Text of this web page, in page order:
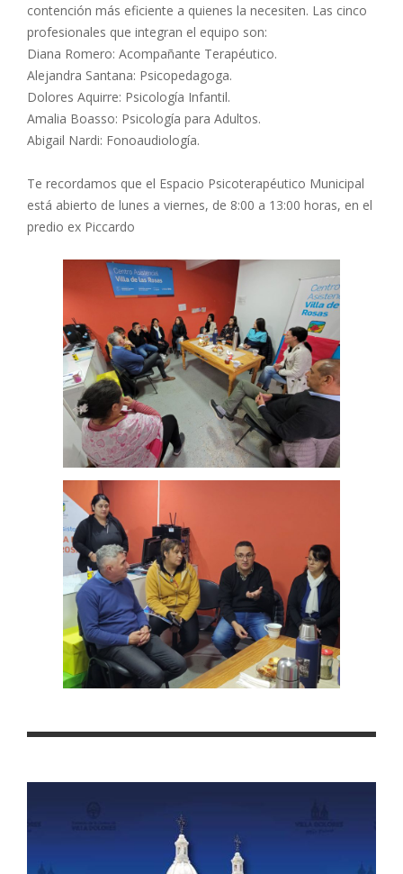
contención más eficiente a quienes la necesiten. Las cinco
profesionales que integran el equipo son:
Diana Romero: Acompañante Terapéutico.
Alejandra Santana: Psicopedagoga.
Dolores Aquirre: Psicología Infantil.
Amalia Boasso: Psicología para Adultos.
Abigail Nardi: Fonoaudiología.
Te recordamos que el Espacio Psicoterapéutico Municipal
está abierto de lunes a viernes, de 8:00 a 13:00 horas, en el
predio ex Piccardo